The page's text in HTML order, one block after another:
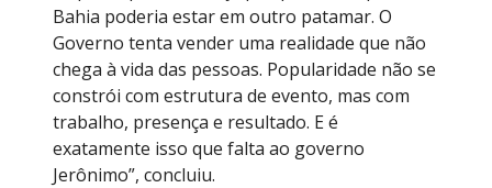
Bahia poderia estar em outro patamar. O
Governo tenta vender uma realidade que não
chega à vida das pessoas. Popularidade não se
constrói com estrutura de evento, mas com
trabalho, presença e resultado. E é
exatamente isso que falta ao governo
Jerônimo”, concluiu.